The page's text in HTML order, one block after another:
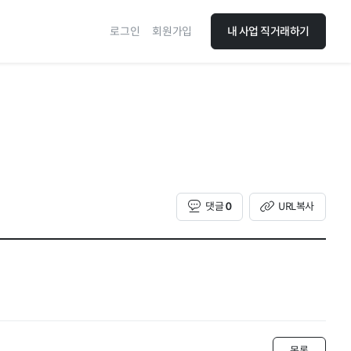
로그인 회원가입 내 사업 직거래하기
댓글0 URL복사